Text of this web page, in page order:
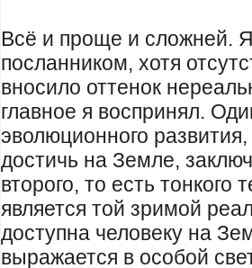
Всё и проще и сложней.
посланником, хотя
вносило оттенок
главное я воспринял.
эволюционного
достичь на Земле,
второго, то есть тонкого
является той зримой
доступна человеку на
выражается в особой